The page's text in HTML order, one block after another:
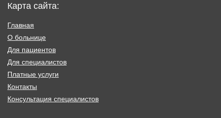
Карта сайта:
Главная
О больнице
Для пациентов
Для специалистов
Платные услуги
Контакты
Консультация специалистов